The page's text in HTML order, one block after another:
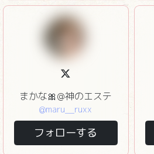
まかな🎀@神のエステ
@maru__ruxx
フォローする